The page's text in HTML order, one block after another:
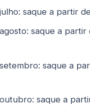
saque a partir
saque a partir
saque a
saque a